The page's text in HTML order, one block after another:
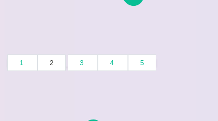
1 2 3 4 5